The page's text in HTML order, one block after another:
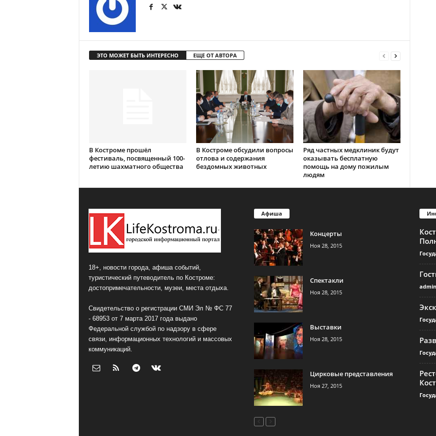
ЭТО МОЖЕТ БЫТЬ ИНТЕРЕСНО ЕЩЕ ОТ АВТОРА
В Костроме прошёл
фестиваль, посвященный 100-
летию шахматного общества
В Костроме обсудили вопросы
отлова и содержания
бездомных животных
Ряд частных медклиник будут
оказывать бесплатную
помощь на дому пожилым
людям
18+, новости города, афиша событий,
туристический путеводитель по Костроме:
достопримечательности, музеи, места отдыха.
Свидетельство о регистрации СМИ Эл № ФС 77
- 68953 от 7 марта 2017 года выдано
Федеральной службой по надзору в сфере
связи, информационных технологий и массовых
коммуникаций.
Афиша
Концерты
Ноя 28, 2015
Спектакли
Ноя 28, 2015
Выставки
Ноя 28, 2015
Цирковые представления
Ноя 27, 2015
admin